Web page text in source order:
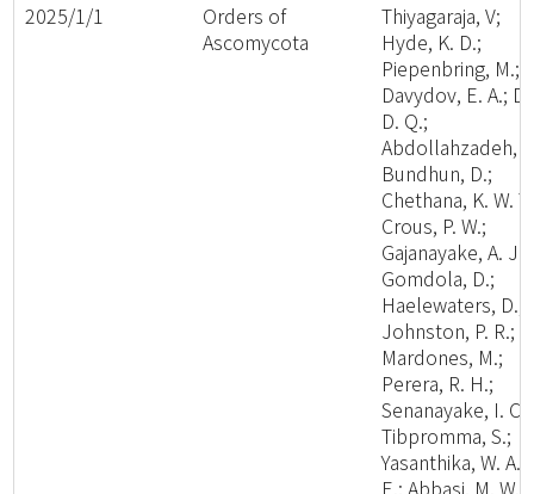
2025/1/1
Orders of
Ascomycota
Thiyagaraja, V;
Hyde, K. D.;
Piepenbring, M.;
Davydov, E. A.;
D. Q.;
Abdollahzadeh,
Bundhun, D.;
Chethana, K. W.
Crous, P. W.;
Gajanayake, A. J.;
Gomdola, D.;
Haelewaters, D.;
Johnston, P. R.;
Mardones, M.;
Perera, R. H.;
Senanayake, I. C.;
Tibpromma, S.;
Yasanthika, W. A.
E.; Abbasi, M. W.;